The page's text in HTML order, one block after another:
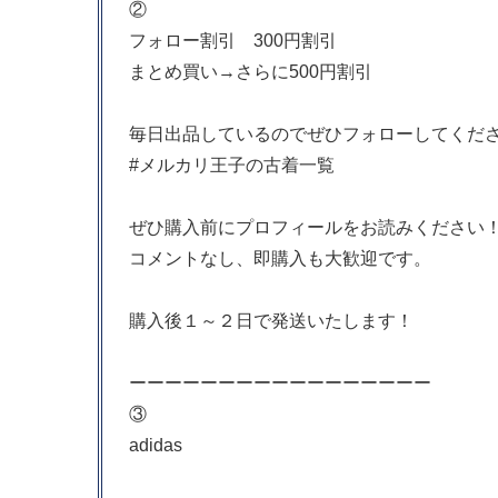
②
フォロー割引 300円割引
まとめ買い→さらに500円割引
毎日出品しているのでぜひフォローしてくだ
#メルカリ王子の古着一覧
ぜひ購入前にプロフィールをお読みください！
コメントなし、即購入も大歓迎です。
購入後１～２日で発送いたします！
ーーーーーーーーーーーーーーーーー
③
adidas